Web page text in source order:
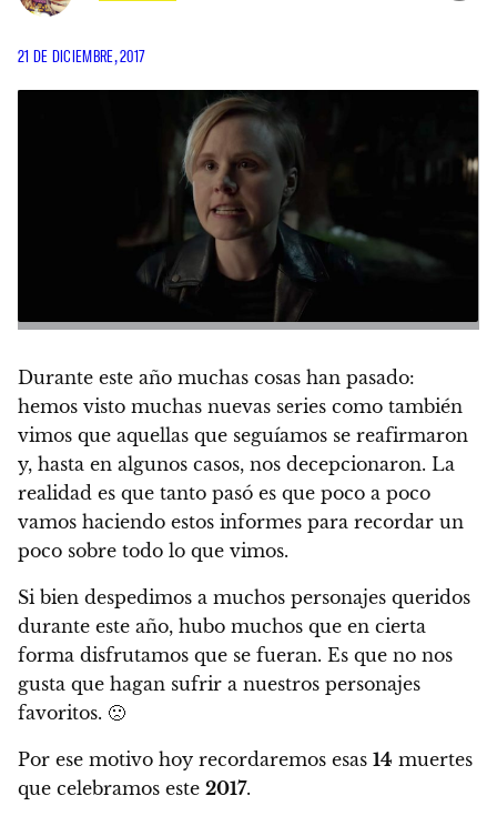
21 DE DICIEMBRE, 2017
Durante este año muchas cosas han pasado:
hemos visto muchas nuevas series como también
vimos que aquellas que seguíamos se reafirmaron
y, hasta en algunos casos, nos decepcionaron. La
realidad es que tanto pasó es que poco a poco
vamos haciendo estos informes para recordar un
poco sobre todo lo que vimos.
Si bien despedimos a muchos personajes queridos
durante este año, hubo muchos que en cierta
forma disfrutamos que se fueran. Es que no nos
gusta que hagan sufrir a nuestros personajes
favoritos. 🙁
Por ese motivo hoy recordaremos esas 14 muertes
que celebramos este 2017.